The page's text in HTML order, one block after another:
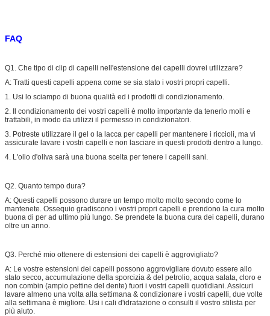
FAQ
Q1. Che tipo di clip di capelli nell'estensione dei capelli dovrei utilizzare?
A: Tratti questi capelli appena come se sia stato i vostri propri capelli.
1. Usi lo sciampo di buona qualità ed i prodotti di condizionamento.
2. Il condizionamento dei vostri capelli è molto importante da tenerlo molli e
trattabili, in modo da utilizzi il permesso in condizionatori.
3. Potreste utilizzare il gel o la lacca per capelli per mantenere i riccioli, ma vi
assicurate lavare i vostri capelli e non lasciare in questi prodotti dentro a lungo.
4. L'olio d'oliva sarà una buona scelta per tenere i capelli sani.
Q2. Quanto tempo dura?
A: Questi capelli possono durare un tempo molto molto secondo come lo
mantenete. Ossequio gradiscono i vostri propri capelli e prendono la cura molto
buona di per ad ultimo più lungo. Se prendete la buona cura dei capelli, durano
oltre un anno.
Q3. Perché mio ottenere di estensioni dei capelli è aggrovigliato?
A: Le vostre estensioni dei capelli possono aggrovigliare dovuto essere allo
stato secco, accumulazione della sporcizia & del petrolio, acqua salata, cloro e
non combin (ampio pettine del dente) fuori i vostri capelli quotidiani. Assicuri
lavare almeno una volta alla settimana & condizionare i vostri capelli, due volte
alla settimana è migliore. Usi i cali d'idratazione o consulti il vostro stilista per
più aiuto.